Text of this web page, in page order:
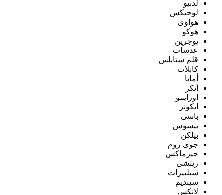
لدنيو
لوجيكس
هواوى
هوكو
يوجرين
عدسات
قلم ستايلس
كابلات
أمايا
أنكر
اورايمو
ايكونز
باسى
بيسوس
بيلكن
جوى روم
جيرماكس
ريتشى
سيلبيرات
سينديم
لانكس